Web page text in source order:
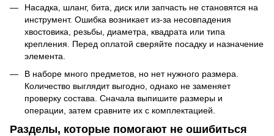
Насадка, шланг, битa, диск или запчасть не становятся на
инструмент. Ошибка возникает из-за несовпадения
хвостовика, резьбы, диаметра, квадрата или типа
крепления. Перед оплатой сверяйте посадку и назначение
элемента.
В наборе много предметов, но нет нужного размера.
Количество выглядит выгодно, однако не заменяет
проверку состава. Сначала выпишите размеры и
операции, затем сравните их с комплектацией.
Разделы, которые помогают не ошибиться